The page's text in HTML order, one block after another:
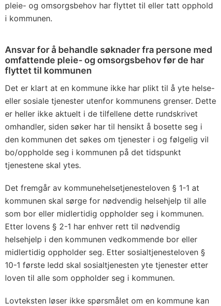
pleie- og omsorgsbehov har flyttet til eller tatt opphold
i kommunen.
Ansvar for å behandle søknader fra persone med
omfattende pleie- og omsorgsbehov før de har
flyttet til kommunen
Det er klart at en kommune ikke har plikt til å yte helse-
eller sosiale tjenester utenfor kommunens grenser. Dette
er heller ikke aktuelt i de tilfellene dette rundskrivet
omhandler, siden søker har til hensikt å bosette seg i
den kommunen det søkes om tjenester i og følgelig vil
bo/oppholde seg i kommunen på det tidspunkt
tjenestene skal ytes.
Det fremgår av kommunehelsetjenesteloven § 1-1 at
kommunen skal sørge for nødvendig helsehjelp til alle
som bor eller midlertidig oppholder seg i kommunen.
Etter lovens § 2-1 har enhver rett til nødvendig
helsehjelp i den kommunen vedkommende bor eller
midlertidig oppholder seg. Etter sosialtjenesteloven §
10-1 første ledd skal sosialtjenesten yte tjenester etter
loven til alle som oppholder seg i kommunen.
Lovteksten løser ikke spørsmålet om en kommune kan